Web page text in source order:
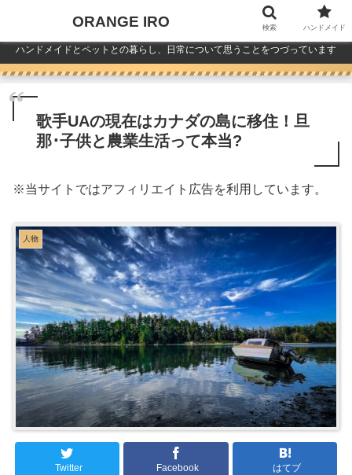
ハンドメイドとペットとの暮らし、日常について思うことをつづっています
歌手UAの現在はカナダの島に移住！旦
那･子供と農業生活って本当?
※当サイトではアフィリエイト広告を利用しています。
人物
Twitter Facebook はてブ
ORANGE IRO 検索 ハンドメイド